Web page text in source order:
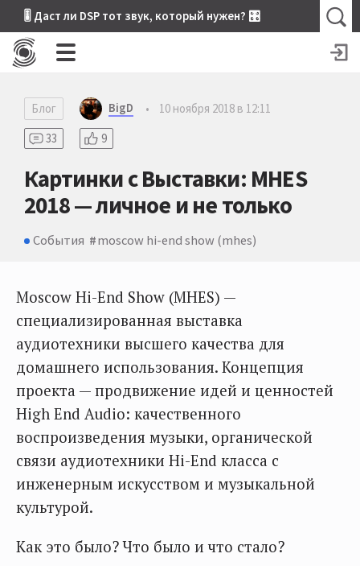
🎚 Даст ли DSP тот звук, который нужен? 🎛
Блог BigD •
10 ноября 2018 в 12:11
33
9
Картинки с Выставки: MHES
2018 — личное и не только
События ​moscow hi-end show (mhes)
Moscow Hi-End Show (MHES) —
специализированная выставка
аудиотехники высшего качества для
домашнего использования. Концепция
проекта — продвижение идей и ценностей
High End Audio: качественного
воспроизведения музыки, органической
связи аудиотехники Hi-End класса с
инженерным искусством и музыкальной
культурой.
Как это было? Что было и что стало?